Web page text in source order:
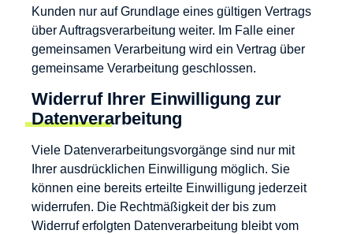
Kunden nur auf Grundlage eines gültigen Vertrags
über Auftragsverarbeitung weiter. Im Falle einer
gemeinsamen Verarbeitung wird ein Vertrag über
gemeinsame Verarbeitung geschlossen.
Widerruf Ihrer Einwilligung zur
Datenverarbeitung
Viele Datenverarbeitungsvorgänge sind nur mit
Ihrer ausdrücklichen Einwilligung möglich. Sie
können eine bereits erteilte Einwilligung jederzeit
widerrufen. Die Rechtmäßigkeit der bis zum
Widerruf erfolgten Datenverarbeitung bleibt vom